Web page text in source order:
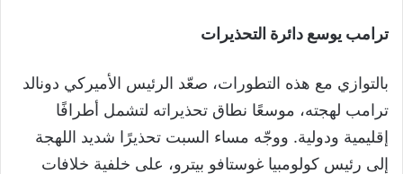
ترامب يوسع دائرة التحذيرات
بالتوازي مع هذه التطورات، صعّد الرئيس الأميركي دونالد
ترامب لهجته، موسعًا نطاق تحذيراته لتشمل أطرافًا
إقليمية ودولية. ووجّه مساء السبت تحذيرًا شديد اللهجة
إلى رئيس كولومبيا غوستافو بيترو، على خلفية خلافات